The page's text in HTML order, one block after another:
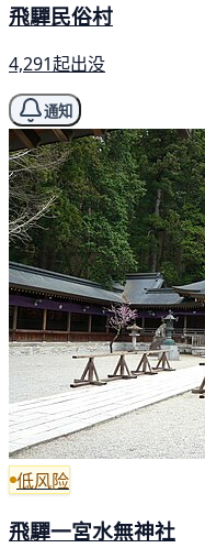
飛驒民俗村
4,291起出没
通知
低风险
飛驒一宮水無神社